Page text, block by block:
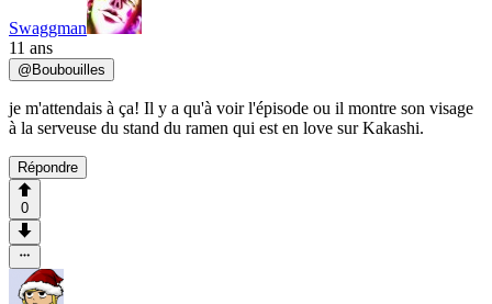
Swaggman
11 ans
@ Boubouilles
je m'attendais à ça! Il y a qu'à voir l'épisode ou il montre son visage
à la serveuse du stand du ramen qui est en love sur Kakashi.
Répondre
0